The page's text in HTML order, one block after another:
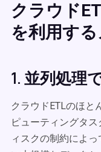
クラウド
を利用す
1. 並列処理
クラウドETLのほと
ピューティングタ
ィスクの制約によ